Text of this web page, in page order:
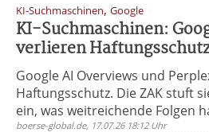
KI-Suchmaschinen, Google
KI-Suchmaschinen:
verlieren
Google AI Overviews und
Haftungsschutz. Die ZAK stuft
ein, was weitreichende Folgen
boerse-global.de, 17.07.26 18:12 Uhr